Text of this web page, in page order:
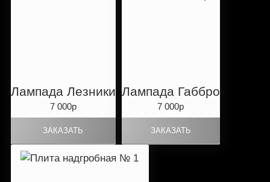
Лампада Лезники
7 000р
Лампада Габбро
7 000р